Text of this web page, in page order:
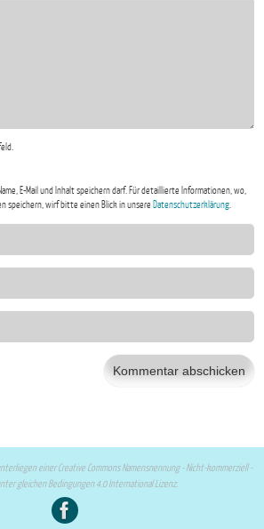
E-Mail und Inhalt speichern darf. Für detaillierte Informationen, wo,
speichern, wirf bitte einen Blick in unsere Datenschutzerklärung.
einer Creative Commons Namensnennung - Nicht-kommerziell -
gleichen Bedingungen 4.0 International Lizenz.